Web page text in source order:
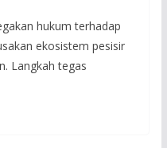
hukum terhadap
ekosistem pesisir
Langkah tegas